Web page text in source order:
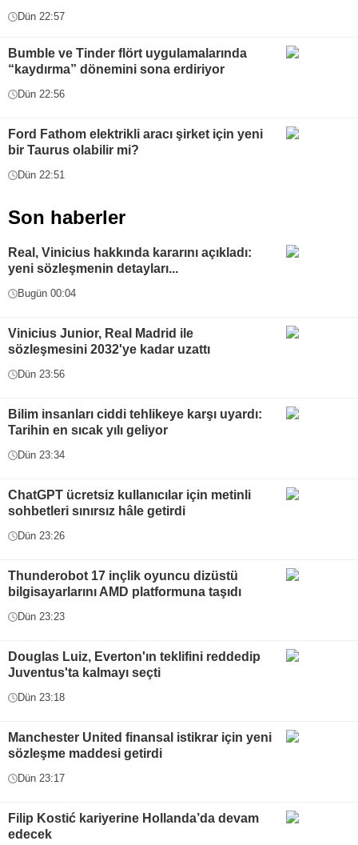
Dün 22:57
Bumble ve Tinder flört uygulamalarında
“kaydırma” dönemini sona erdiriyor
Dün 22:56
Ford Fathom elektrikli aracı şirket için yeni
bir Taurus olabilir mi?
Dün 22:51
Son haberler
Real, Vinicius hakkında kararını açıkladı:
yeni sözleşmenin detayları...
Bugün 00:04
Vinicius Junior, Real Madrid ile
sözleşmesini 2032'ye kadar uzattı
Dün 23:56
Bilim insanları ciddi tehlikeye karşı uyardı:
Tarihin en sıcak yılı geliyor
Dün 23:34
ChatGPT ücretsiz kullanıcılar için metinli
sohbetleri sınırsız hâle getirdi
Dün 23:26
Thunderobot 17 inçlik oyuncu dizüstü
bilgisayarlarını AMD platformuna taşıdı
Dün 23:23
Douglas Luiz, Everton'ın teklifini reddedip
Juventus'ta kalmayı seçti
Dün 23:18
Manchester United finansal istikrar için yeni
sözleşme maddesi getirdi
Dün 23:17
Filip Kostić kariyerine Hollanda’da devam
edecek